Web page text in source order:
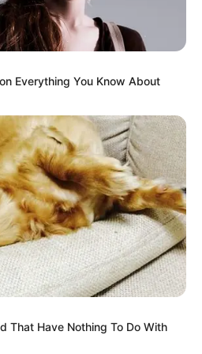
Dugin σχολιάζοντας
η έναρξη της
13:05
σχολιάζοντας τον...
Everything You Know About
That Have Nothing To Do With